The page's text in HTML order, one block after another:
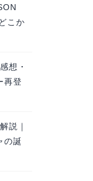
こか
想・
再登
説｜
の誕